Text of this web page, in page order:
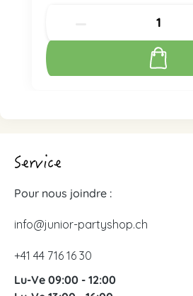
Service
Pour nous joindre :
info@junior-partyshop.ch
+41 44 716 16 30
Lu-Ve 09:00 - 12:00